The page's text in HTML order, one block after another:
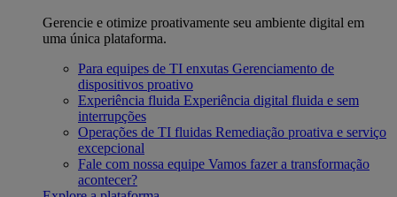
Gerencie e otimize proativamente seu ambiente digital em
uma única plataforma.
Para equipes de TI enxutas Gerenciamento de
dispositivos proativo
Experiência fluida Experiência digital fluida e sem
interrupções
Operações de TI fluidas Remediação proativa e serviço
excepcional
Fale com nossa equipe Vamos fazer a transformação
acontecer?